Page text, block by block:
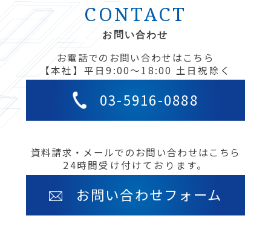
CONTACT
お問い合わせ
お電話でのお問い合わせはこちら
【本社】平日9:00〜18:00 土日祝除く
03-5916-0888
資料請求・メールでのお問い合わせはこちら
24時間受け付けております。
お問い合わせフォーム